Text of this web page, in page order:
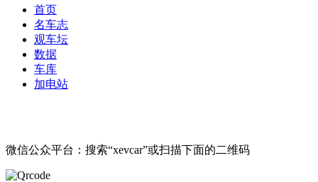
首页
名车志
观车坛
数据
车库
加电站
微信公众平台：搜索“xevcar”或扫描下面的二维码